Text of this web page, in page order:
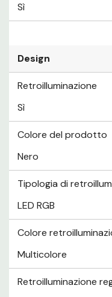
Sì
Design
Retroilluminazione
Sì
Colore del prodotto
Nero
Tipologia di
LED RGB
Colore
Multicolore
Retroilluminazione